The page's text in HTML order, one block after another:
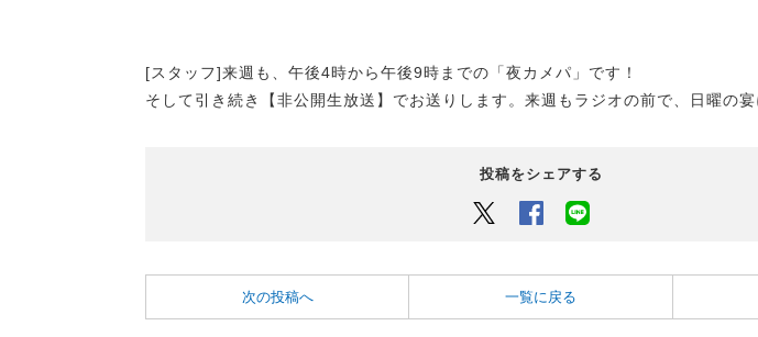
[スタッフ]来週も、午後4時から午後9時までの「夜カメパ」です！
そして引き続き【非公開生放送】でお送りします。来週もラジオの前で、日曜の宴
投稿をシェアする
Twitter Facebook
次の投稿へ 一覧に戻る